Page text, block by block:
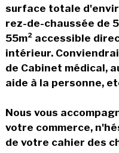
surface totale
rez-de-chaussée de
55m² accessible
intérieur.
de Cabinet médical,
aide à la personne,
Nous vous
votre commerce,
de votre cahier des